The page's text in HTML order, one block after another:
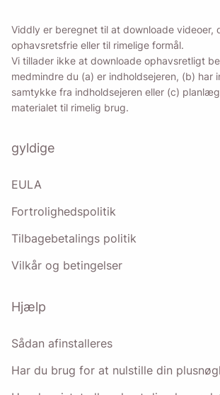
Viddly er beregnet til at downloade videoer,
ophavsretsfrie eller til rimelige formål.
Vi tillader ikke at downloade ophavsretligt
medmindre du (a) er indholdsejeren, (b) har
samtykke fra indholdsejeren eller (c)
materialet til rimelig brug.
gyldige
EULA
Fortrolighedspolitik
Tilbagebetalings politik
Vilkår og betingelser
Hjælp
Sådan afinstalleres
Har du brug for at nulstille din
Email
Ved at markere denne mulighed
privatlivspolitik